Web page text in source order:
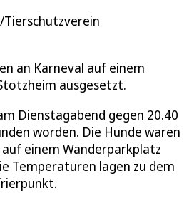
an Karneval auf einem
ausgesetzt.
Dienstagabend gegen 20.40
worden. Die Hunde waren
einem Wanderparkplatz
Temperaturen lagen zu dem